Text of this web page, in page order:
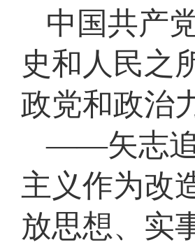
中国共产
史和人民之
政党和政治
——矢志追
主义作为改
放思想、实